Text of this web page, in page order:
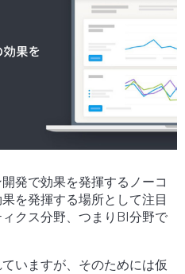
発で効果を発揮するノーコ
を発揮する場所として注目
クス分野、つまりBI分野で
いますが、そのためには仮